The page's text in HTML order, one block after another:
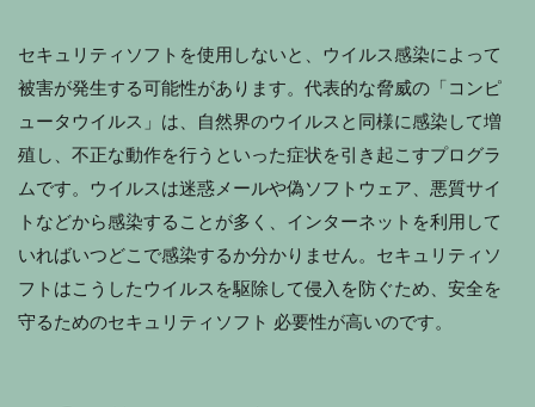
セキュリティソフトを使用しないと、ウイルス感染によって
被害が発生する可能性があります。代表的な脅威の「コンピ
ュータウイルス」は、自然界のウイルスと同様に感染して増
殖し、不正な動作を行うといった症状を引き起こすプログラ
ムです。ウイルスは迷惑メールや偽ソフトウェア、悪質サイ
トなどから感染することが多く、インターネットを利用して
いればいつどこで感染するか分かりません。セキュリティソ
フトはこうしたウイルスを駆除して侵入を防ぐため、安全を
守るためのセキュリティソフト 必要性が高いのです。